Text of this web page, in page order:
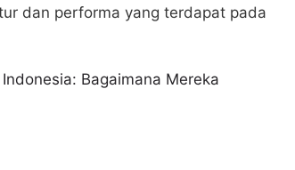
dan performa yang terdapat pada
Bagaimana Mereka